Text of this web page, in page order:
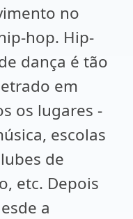
no
hop. Hip-
dança é tão
em
os lugares -
escolas
de
etc. Depois
a